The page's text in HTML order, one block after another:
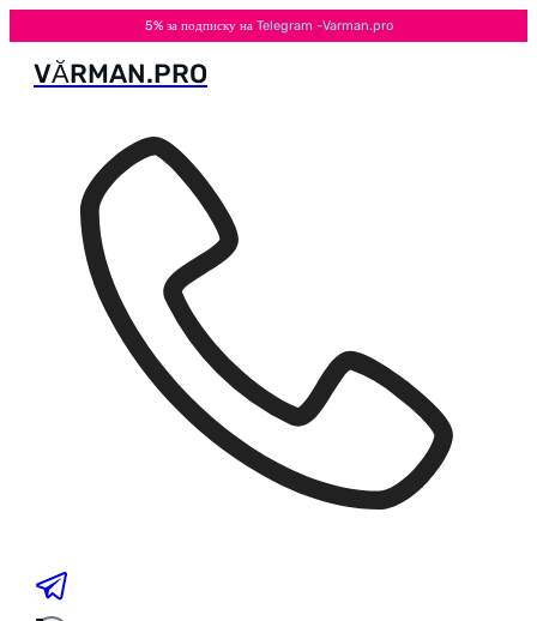
5% за подписку на Telegram -Varman.pro
Перейти
VӐRMAN.PRO